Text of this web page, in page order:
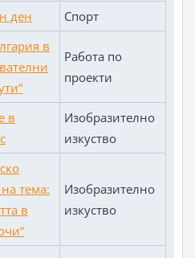
ден Спорт
в
Работа по
проекти
в
Изобразително
изкуство
тема:
в
Изобразително
изкуство